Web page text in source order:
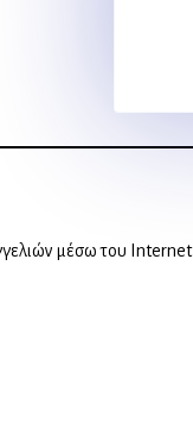
μέσω του Internet